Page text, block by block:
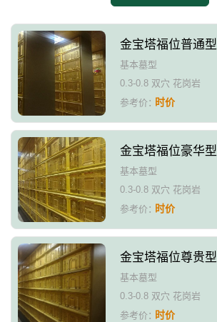
金宝塔福位普通型
基本墓型
0.3-0.8 双穴 花岗岩
参考价：时价
金宝塔福位豪华型
基本墓型
0.3-0.8 双穴 花岗岩
参考价：时价
金宝塔福位尊贵型
基本墓型
0.3-0.8 双穴 花岗岩
参考价：时价